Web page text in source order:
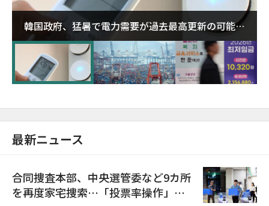
韓国政府、猛暑で電力需要が過去最高更新の可能性
に需給対応体制を点検
最新ニュース
合同捜査本部、中央選管委など9カ所
を再度家宅捜索…「投票率操作」の